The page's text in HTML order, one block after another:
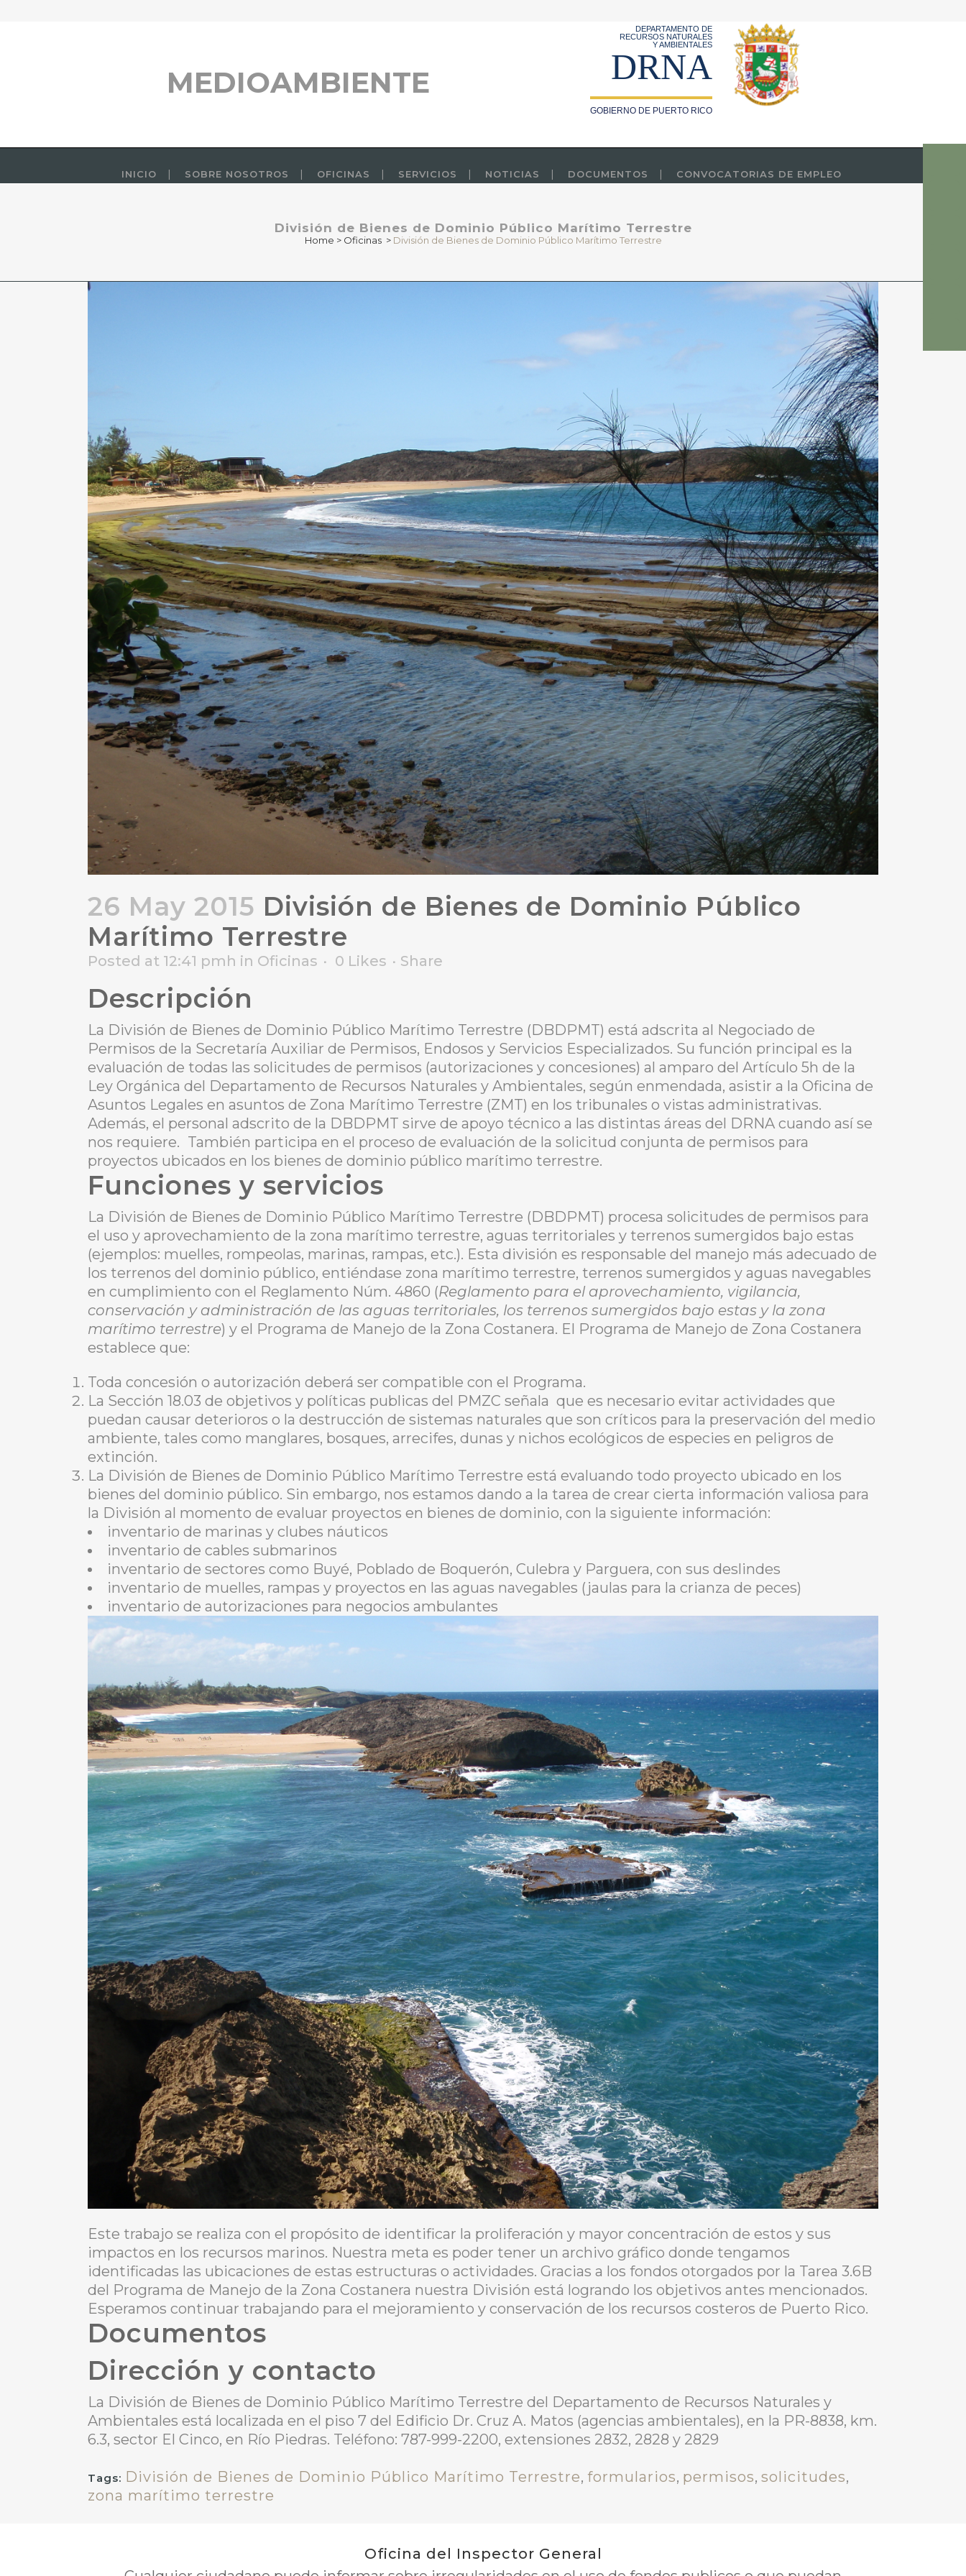
MEDIOAMBIENTE
DEPARTAMENTO DE
RECURSOS NATURALES
Y AMBIENTALES
DRNA
GOBIERNO DE PUERTO RICO
INICIO SOBRE NOSOTROS OFICINAS SERVICIOS NOTICIAS DOCUMENTOS CONVOCATORIAS DE EMPLEO
División de Bienes de Dominio Público Marítimo Terrestre
Home > Oficinas > División de Bienes de Dominio Público Marítimo Terrestre
26 May 2015 División de Bienes de Dominio Público
Marítimo Terrestre
Posted at 12:41 pmh in Oficinas 0 Likes Share
Descripción
La División de Bienes de Dominio Público Marítimo Terrestre (DBDPMT) está adscrita al Negociado de
Permisos de la Secretaría Auxiliar de Permisos, Endosos y Servicios Especializados. Su función principal es la
evaluación de todas las solicitudes de permisos (autorizaciones y concesiones) al amparo del Artículo 5h de la
Ley Orgánica del Departamento de Recursos Naturales y Ambientales, según enmendada, asistir a la Oficina de
Asuntos Legales en asuntos de Zona Marítimo Terrestre (ZMT) en los tribunales o vistas administrativas.
Además, el personal adscrito de la DBDPMT sirve de apoyo técnico a las distintas áreas del DRNA cuando así se
nos requiere. También participa en el proceso de evaluación de la solicitud conjunta de permisos para
proyectos ubicados en los bienes de dominio público marítimo terrestre.
Funciones y servicios
La División de Bienes de Dominio Público Marítimo Terrestre (DBDPMT) procesa solicitudes de permisos para
el uso y aprovechamiento de la zona marítimo terrestre, aguas territoriales y terrenos sumergidos bajo estas
(ejemplos: muelles, rompeolas, marinas, rampas, etc.). Esta división es responsable del manejo más adecuado de
los terrenos del dominio público, entiéndase zona marítimo terrestre, terrenos sumergidos y aguas navegables
en cumplimiento con el Reglamento Núm. 4860 (Reglamento para el aprovechamiento, vigilancia,
conservación y administración de las aguas territoriales, los terrenos sumergidos bajo estas y la zona
marítimo terrestre) y el Programa de Manejo de la Zona Costanera. El Programa de Manejo de Zona Costanera
establece que:
Toda concesión o autorización deberá ser compatible con el Programa.
La Sección 18.03 de objetivos y políticas publicas del PMZC señala que es necesario evitar actividades que
puedan causar deterioros o la destrucción de sistemas naturales que son críticos para la preservación del medio
ambiente, tales como manglares, bosques, arrecifes, dunas y nichos ecológicos de especies en peligros de
extinción.
La División de Bienes de Dominio Público Marítimo Terrestre está evaluando todo proyecto ubicado en los
bienes del dominio público. Sin embargo, nos estamos dando a la tarea de crear cierta información valiosa para
la División al momento de evaluar proyectos en bienes de dominio, con la siguiente información:
inventario de marinas y clubes náuticos
inventario de cables submarinos
inventario de sectores como Buyé, Poblado de Boquerón, Culebra y Parguera, con sus deslindes
inventario de muelles, rampas y proyectos en las aguas navegables (jaulas para la crianza de peces)
inventario de autorizaciones para negocios ambulantes
Este trabajo se realiza con el propósito de identificar la proliferación y mayor concentración de estos y sus
impactos en los recursos marinos. Nuestra meta es poder tener un archivo gráfico donde tengamos
identificadas las ubicaciones de estas estructuras o actividades. Gracias a los fondos otorgados por la Tarea 3.6B
del Programa de Manejo de la Zona Costanera nuestra División está logrando los objetivos antes mencionados.
Esperamos continuar trabajando para el mejoramiento y conservación de los recursos costeros de Puerto Rico.
Documentos
Dirección y contacto
La División de Bienes de Dominio Público Marítimo Terrestre del Departamento de Recursos Naturales y
Ambientales está localizada en el piso 7 del Edificio Dr. Cruz A. Matos (agencias ambientales), en la PR-8838, km.
6.3, sector El Cinco, en Río Piedras. Teléfono: 787-999-2200, extensiones 2832, 2828 y 2829
Tags: División de Bienes de Dominio Público Marítimo Terrestre, formularios, permisos, solicitudes,
zona marítimo terrestre
Oficina del Inspector General